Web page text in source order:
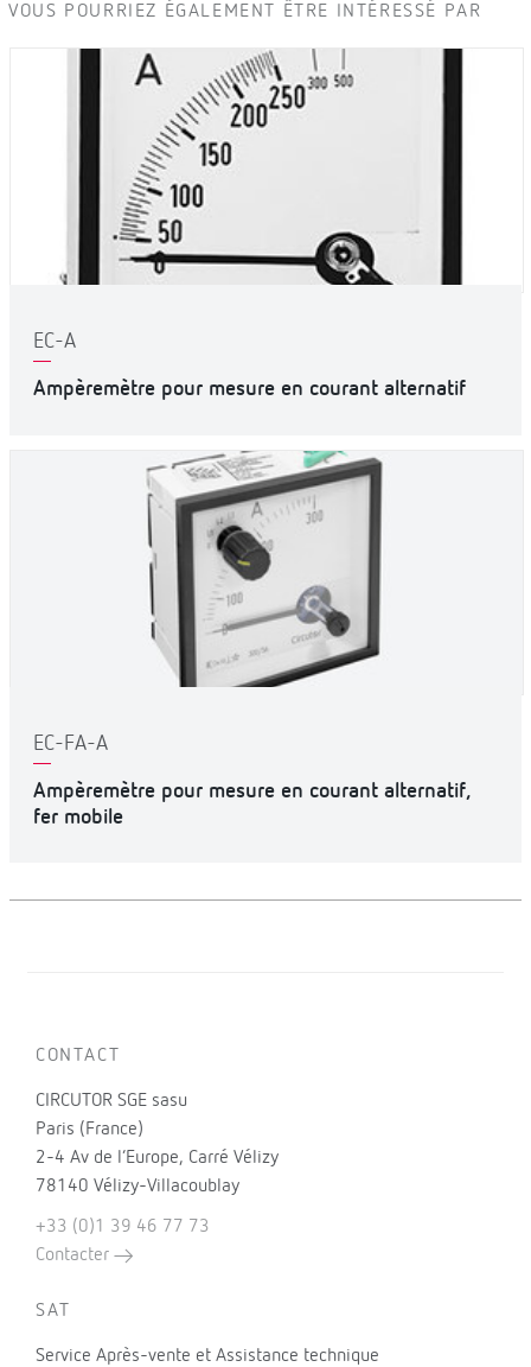
VOUS POURRIEZ ÉGALEMENT ÊTRE INTÉRESSÉ PAR
EC-A
Ampèremètre pour mesure en courant alternatif
EC-FA-A
Ampèremètre pour mesure en courant alternatif,
fer mobile
CONTACT
CIRCUTOR SGE sasu
Paris (France)
2-4 Av de l’Europe, Carré Vélizy
78140 Vélizy-Villacoublay
+33 (0)1 39 46 77 73
Contacter
SAT
Service Après-vente et Assistance technique